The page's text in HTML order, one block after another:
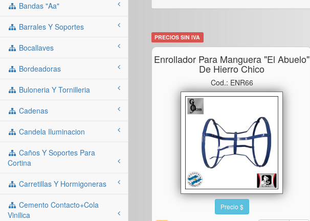
Bandas "aa"
Barrales Y Soportes
Bocallaves
Bordeadoras
Buloneria Y Tornilleria
Cadenas
Candela Iluminacion
Caños Y Soportes Para
Cortina
Carretillas Y Hormigoneras
Cemento Contacto+cola
Vinilica
PRECIOS SIN IVA
Enrollador Para Manguera "el Abuelo"
De Hierro Chico
Cod.: ENR66
Precio $